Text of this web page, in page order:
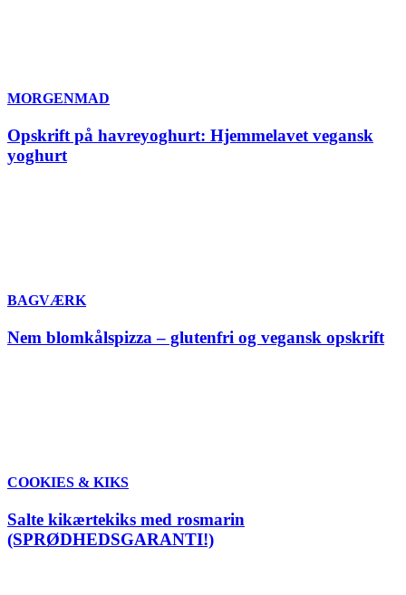
MORGENMAD
Opskrift på havreyoghurt: Hjemmelavet vegansk
yoghurt
BAGVÆRK
Nem blomkålspizza – glutenfri og vegansk opskrift
COOKIES & KIKS
Salte kikærtekiks med rosmarin
(SPRØDHEDSGARANTI!)